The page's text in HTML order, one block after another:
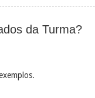
da Turma?